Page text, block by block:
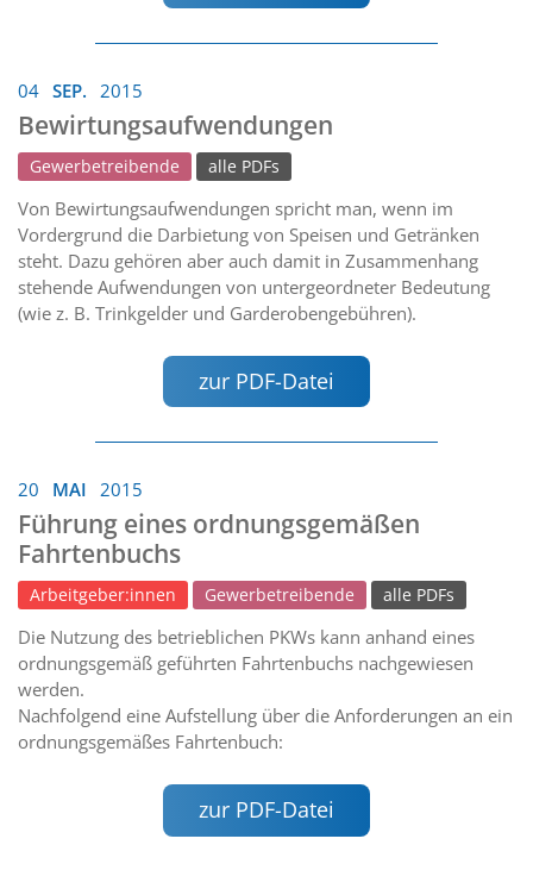
04 SEP. 2015
Bewirtungsaufwendungen
Gewerbetreibende alle PDFs
Von Bewirtungsaufwendungen spricht man, wenn im
Vordergrund die Darbietung von Speisen und Getränken
steht. Dazu gehören aber auch damit in Zusammenhang
stehende Aufwendungen von untergeordneter Bedeutung
(wie z. B. Trinkgelder und Garderobengebühren).
zur PDF-Datei
20 MAI 2015
Führung eines ordnungsgemäßen
Fahrtenbuchs
Arbeitgeber:innen Gewerbetreibende alle PDFs
Die Nutzung des betrieblichen PKWs kann anhand eines
ordnungsgemäß geführten Fahrtenbuchs nachgewiesen
werden.
Nachfolgend eine Aufstellung über die Anforderungen an ein
ordnungsgemäßes Fahrtenbuch:
zur PDF-Datei